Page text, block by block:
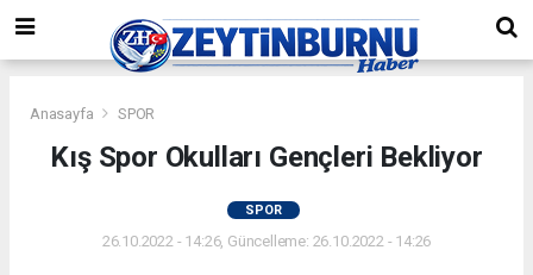
Anasayfa SPOR
Kış Spor Okulları Gençleri Bekliyor
SPOR
26.10.2022 - 14:26, Güncelleme: 26.10.2022 - 14:26